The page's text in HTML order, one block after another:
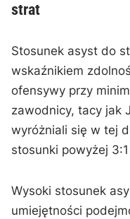
strat
Stosunek asyst do
wskaźnikiem
ofensywy przy
zawodnicy, tacy jak
wyróżniali się w tej
stosunki powyżej
Wysoki stosunek
umiejętności